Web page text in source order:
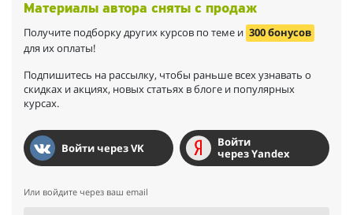
узнала о существовании многих полезных приложений,
которые могут помочь в работе над обработкой фотографий,
и можно спокойно попрощаться с фотошопом. Курс по
меня, спасибо!
Материалы автора сняты с продаж
Получите подборку других курсов по теме и 300 бонусов
для их оплаты!
Подпишитесь на рассылку, чтобы раньше всех узнавать о
скидках и акциях, новых статьях в блоге и популярных
курсах.
Войти через VK
Войти
через Yandex
Или войдите через ваш email